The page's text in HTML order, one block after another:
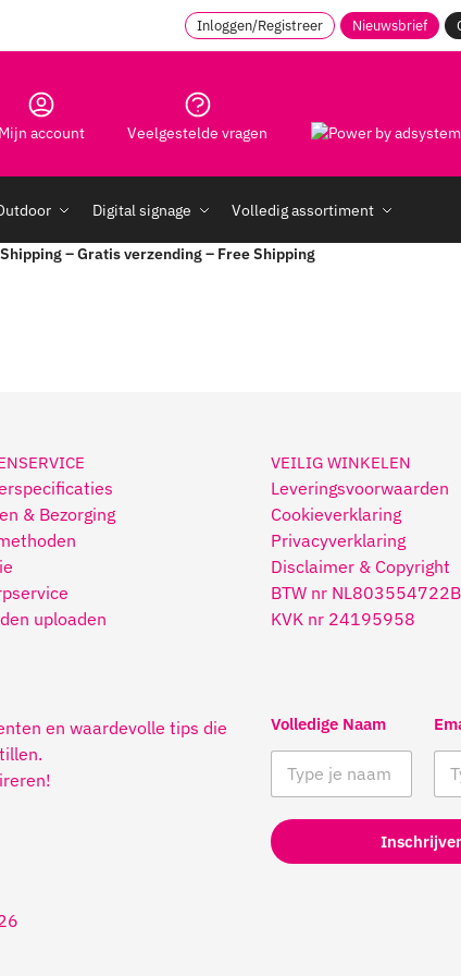
Inloggen/Registreer Nieuwsbrief
Mijn account Veelgestelde vragen
Digital signage Volledig assortiment
– Gratis verzending – Free Shipping
& Bezorging
uploaden
VEILIG WINKELEN
Leveringsvoorwaarden
Cookieverklaring
Privacyverklaring
Disclaimer & Copyright
BTW nr
KVK nr 24195958
en waardevolle tips die
Volledige Naam